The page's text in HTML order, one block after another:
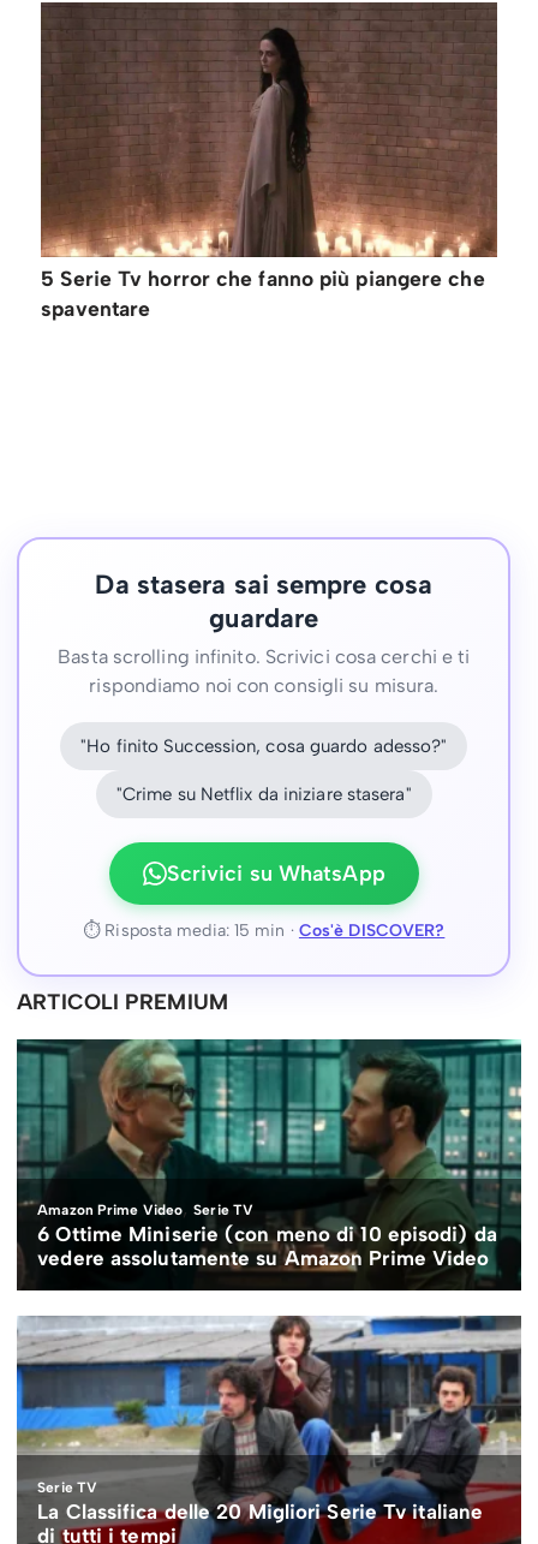
5 Serie Tv horror che fanno più piangere che
spaventare
Da stasera sai sempre cosa
guardare
Basta scrolling infinito. Scrivici cosa cerchi e ti
rispondiamo noi con consigli su misura.
"Ho finito Succession, cosa guardo adesso?"
"Crime su Netflix da iniziare stasera"
Scrivici su WhatsApp
⏱ Risposta media: 15 min · Cos'è DISCOVER?
ARTICOLI PREMIUM